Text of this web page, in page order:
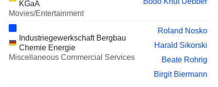
LIMONEIRA COMPANY
Fumbi Chima
SUPREMEX INC.
Dany Paradis
WARNER MUSIC GROUP
Mathias Döpfner
KGaA
Movies/Entertainment
Industriegewerkschaft Bergbau
Chemie Energie
Miscellaneous Commercial Services
Roland Nosko
Harald Sikorski
Beate Rohrig
Birgit Biermann